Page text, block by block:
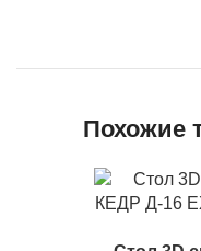
Похожие